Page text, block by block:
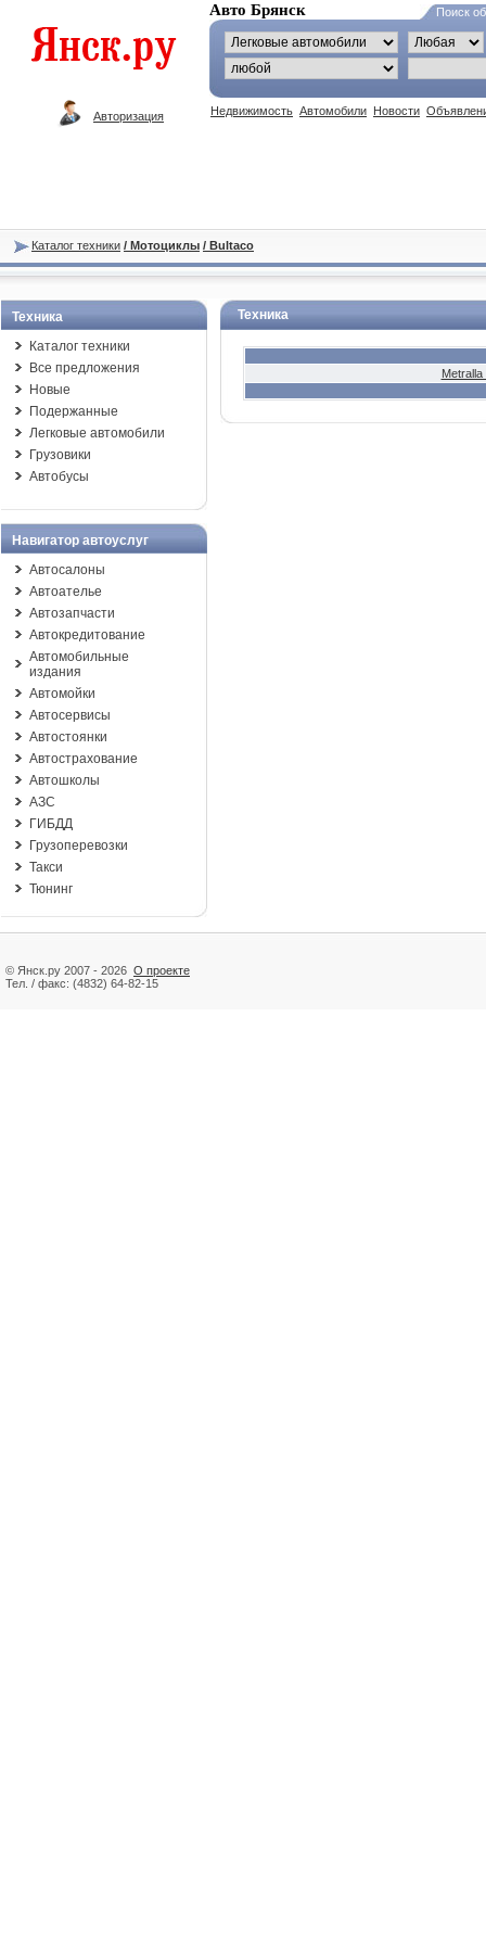
Авто Брянск Поиск
Авторизация Недвижимость Автомобили Новости
Каталог техники / Мотоциклы / Bultaco
Техника
Каталог техники
Все предложения
Новые
Подержанные
Легковые автомобили
Грузовики
Автобусы
Навигатор автоуслуг
Автосалоны
Автоателье
Автозапчасти
Автокредитование
Автомобильные
издания
Автомойки
Автосервисы
Автостоянки
Автострахование
Автошколы
АЗС
ГИБДД
Грузоперевозки
Такси
Тюнинг
Техника
© Янск.ру 2007 - 2026 О проекте
Тел. / факс: (4832) 64-82-15